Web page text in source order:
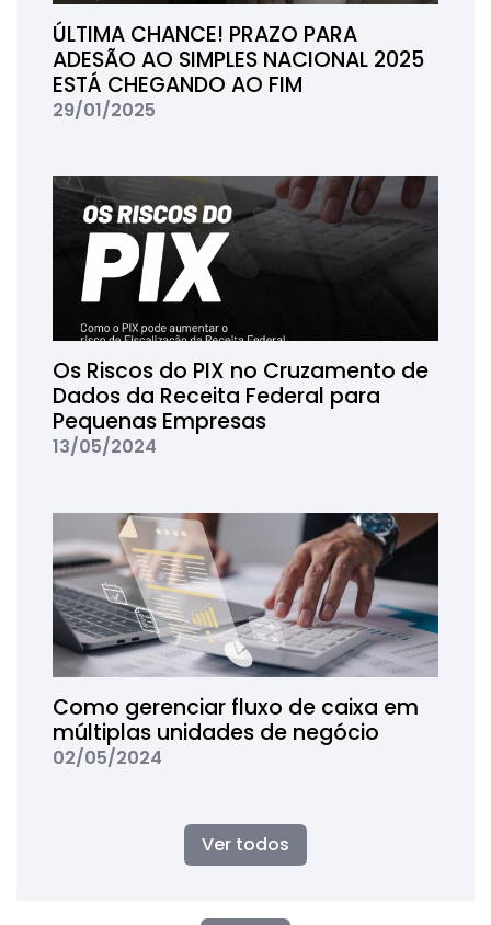
ÚLTIMA CHANCE! PRAZO PARA
ADESÃO AO SIMPLES NACIONAL 2025
ESTÁ CHEGANDO AO FIM
29/01/2025
Os Riscos do PIX no Cruzamento de
Dados da Receita Federal para
Pequenas Empresas
13/05/2024
Como gerenciar fluxo de caixa em
múltiplas unidades de negócio
02/05/2024
Ver todos